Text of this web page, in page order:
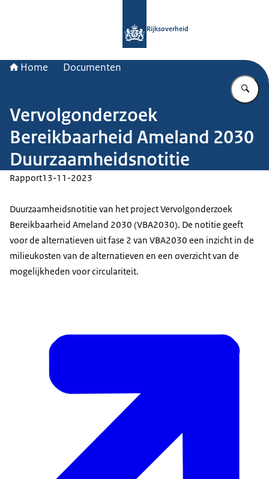
Rijksoverheid
Home Documenten
Vervolgonderzoek
Bereikbaarheid Ameland 2030
Duurzaamheidsnotitie
Rapport13-11-2023
Duurzaamheidsnotitie van het project Vervolgonderzoek
Bereikbaarheid Ameland 2030 (VBA2030). De notitie geeft
voor de alternatieven uit fase 2 van VBA2030 een inzicht in de
milieukosten van de alternatieven en een overzicht van de
mogelijkheden voor circulariteit.